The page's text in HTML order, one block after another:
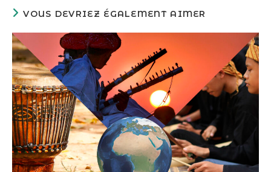
VOUS DEVRIEZ ÉGALEMENT AIMER